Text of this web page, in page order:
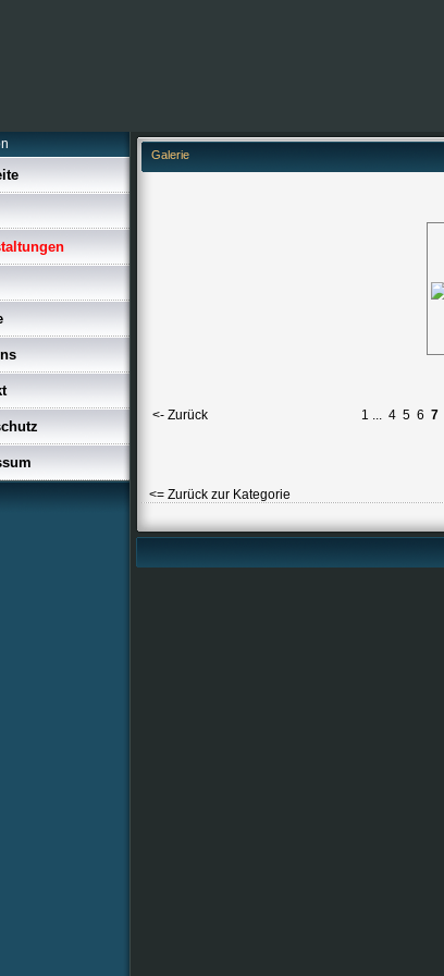
Galerie
<- Zurück 1 ... 4 5 6 7
<= Zurück zur Kategorie